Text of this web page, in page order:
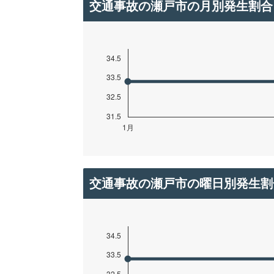
交通事故の瀬戸市の月別発生割合
交通事故の瀬戸市の曜日別発生